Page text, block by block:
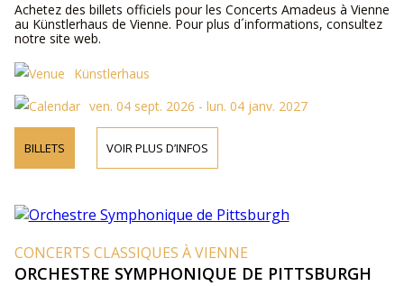
Achetez des billets officiels pour les Concerts Amadeus à Vienne
au Künstlerhaus de Vienne. Pour plus d´informations, consultez
notre site web.
Künstlerhaus
ven. 04 sept. 2026 - lun. 04 janv. 2027
BILLETS VOIR PLUS D’INFOS
CONCERTS CLASSIQUES À VIENNE
ORCHESTRE SYMPHONIQUE DE PITTSBURGH